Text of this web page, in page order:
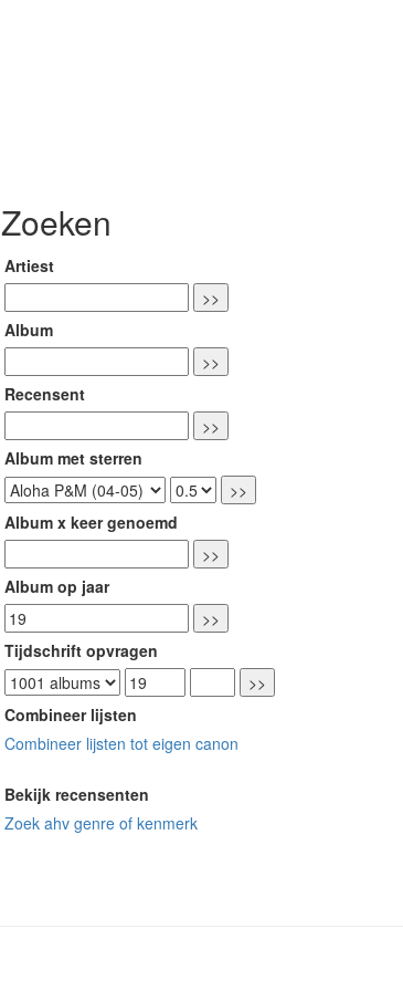
Zoeken
Artiest
Album
Recensent
Album met sterren
Album x keer genoemd
Album op jaar
Tijdschrift opvragen
Combineer lijsten
Combineer lijsten tot eigen canon
Bekijk recensenten
Zoek ahv genre of kenmerk